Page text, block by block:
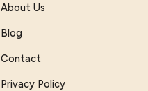
About Us
Blog
Contact
Privacy Policy